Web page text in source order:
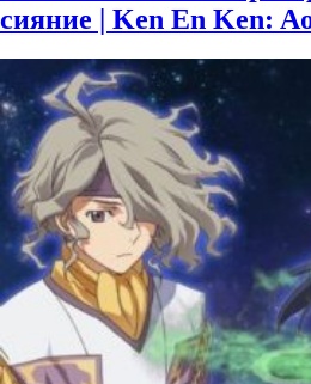
сияние | Ken En Ken: